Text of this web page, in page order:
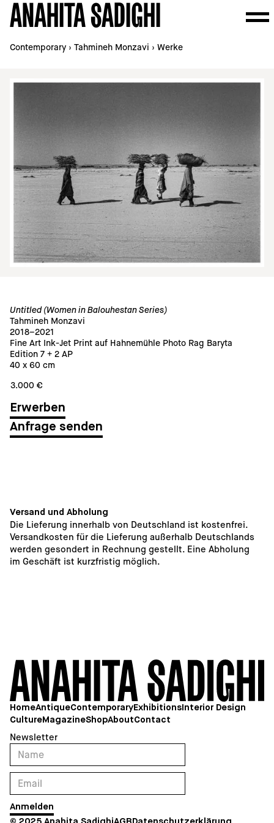
ANAHITA SADIGHI
Contemporary › Tahmineh Monzavi › Werke
Untitled (Women in Balouhestan Series)
Tahmineh Monzavi
2018–2021
Fine Art Ink-Jet Print auf Hahnemühle Photo Rag Baryta
Edition 7 + 2 AP
40 x 60 cm
3.000 €
Anfrage senden
Versand und Abholung
Die Lieferung innerhalb von Deutschland ist kostenfrei.
Versandkosten für die Lieferung außerhalb Deutschlands
werden gesondert in Rechnung gestellt. Eine Abholung
im Geschäft ist kurzfristig möglich.
HomeAntiqueContemporary Exhibitions Interior Design
Culture MagazineShopAboutContact
Newsletter